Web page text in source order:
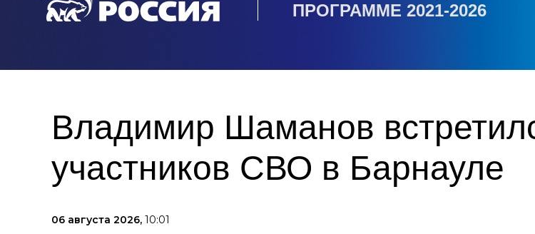
ПРОГРАММЕ 2021-2026
Владимир Шаманов
участников СВО в Барнауле
06 августа 2026, 10:01